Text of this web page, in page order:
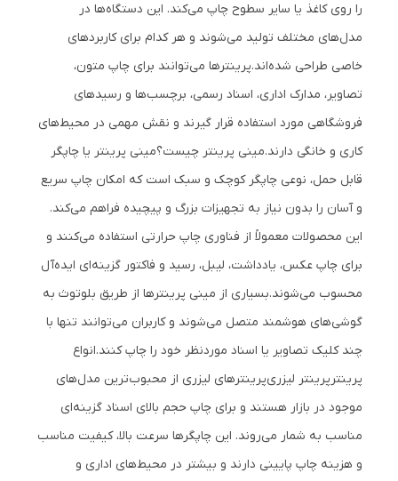
را روی کاغذ یا سایر سطوح چاپ می‌کند. این دستگاه‌ها در
مدل‌های مختلف تولید می‌شوند و هر کدام برای کاربردهای
خاصی طراحی شده‌اند.پرینترها می‌توانند برای چاپ متون،
تصاویر، مدارک اداری، اسناد رسمی، برچسب‌ها و رسیدهای
فروشگاهی مورد استفاده قرار گیرند و نقش مهمی در محیط‌های
کاری و خانگی دارند.مینی پرینتر چیست؟مینی پرینتر یا چاپگر
قابل حمل، نوعی چاپگر کوچک و سبک است که امکان چاپ سریع
و آسان را بدون نیاز به تجهیزات بزرگ و پیچیده فراهم می‌کند.
این محصولات معمولاً از فناوری چاپ حرارتی استفاده می‌کنند و
برای چاپ عکس، یادداشت، لیبل، رسید و فاکتور گزینه‌ای ایده‌آل
محسوب می‌شوند.بسیاری از مینی پرینترها از طریق بلوتوث به
گوشی‌های هوشمند متصل می‌شوند و کاربران می‌توانند تنها با
چند کلیک تصاویر یا اسناد موردنظر خود را چاپ کنند.انواع
پرینترپرینتر لیزریپرینترهای لیزری از محبوب‌ترین مدل‌های
موجود در بازار هستند و برای چاپ حجم بالای اسناد گزینه‌ای
مناسب به شمار می‌روند. این چاپگرها سرعت بالا، کیفیت مناسب
و هزینه چاپ پایینی دارند و بیشتر در محیط‌های اداری و